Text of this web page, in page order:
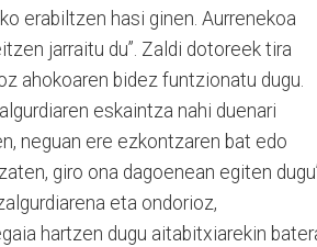
erabiltzen hasi ginen. Aurrenekoa
jarraitu du”. Zaldi dotoreek tira
ahokoaren bidez funtzionatu dugu.
eskaintza nahi duenari
neguan ere ezkontzaren bat edo
giro ona dagoenean egiten
eta ondorioz,
hartzen dugu aitabitxiarekin